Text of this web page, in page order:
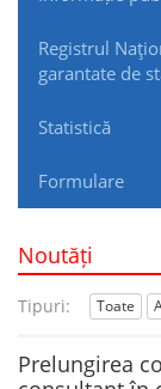
Registrul
garantate de
Statistică
Formulare
Noutăți
Tipuri: Toate
Prelungirea